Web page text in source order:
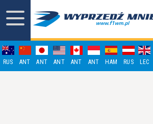
RUS ANT ANT ANT ANT ANT HAM RUS LEC